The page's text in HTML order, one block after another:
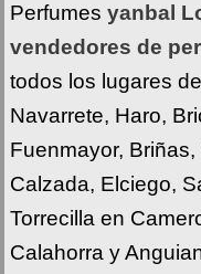
Perfumes yanbal
vendedores de
todos los lugares
Navarrete, Haro,
Fuenmayor,
Calzada, Elciego,
Torrecilla en
Calahorra y